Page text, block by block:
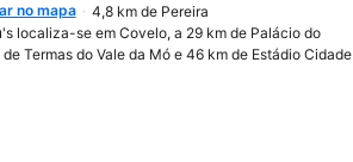
janela
no mapa
4,8 km de Pereira
localiza-se em Covelo, a 29 km de Palácio do
Termas do Vale da Mó e 46 km de Estádio Cidade